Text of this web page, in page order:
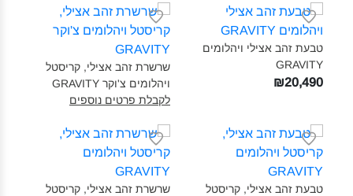
טבעת זהב אצילי ויהלומים
GRAVITY‎
₪20,490
שרשרת זהב אצילי, קריסטל
ויהלומים צ'וקר GRAVITY‎
לקבלת פרטים נוספים
טבעת זהב אצילי, קריסטל
שרשרת זהב אצילי, קריסטל